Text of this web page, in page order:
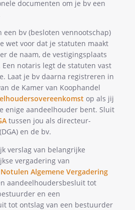
documenten om je bv een
een bv (besloten vennootschap)
wet voor dat je statuten maakt
de naam, de vestigingsplaats
notaris legt de statuten vast
Laat je bv daarna registreren in
de Kamer van Koophandel
op als jij
enige aandeelhouder bent. Sluit
tussen jou als directeur-
en de bv.
verslag van belangrijke
vergadering van
Notulen Algemene Vergadering
aandeelhoudersbesluit tot
en een
tot ontslag van een bestuurder